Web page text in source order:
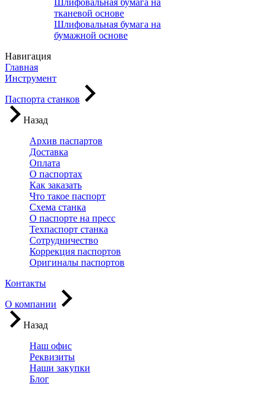
Шлифовальная бумага на
тканевой основе
Шлифовальная бумага на
бумажной основе
Навигация
Главная
Инструмент
Паспорта станков
Назад
Архив паспартов
Доставка
Оплата
О паспортах
Как заказать
Что такое паспорт
Схема станка
О паспорте на пресс
Техпаспорт станка
Сотрудничество
Коррекция паспортов
Оригиналы паспортов
Контакты
О компании
Назад
Наш офис
Реквизиты
Наши закупки
Блог